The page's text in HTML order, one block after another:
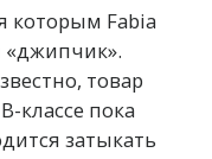
которым Fabia
товар
классе пока
затыкать